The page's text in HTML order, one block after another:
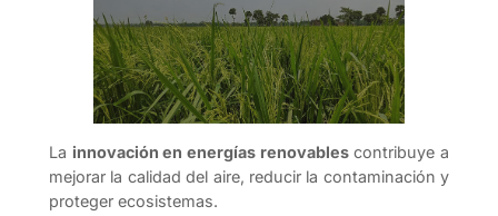
La innovación en energías renovablescontribuye a
mejorar la calidad del aire, reducir la contaminación y
proteger ecosistemas.